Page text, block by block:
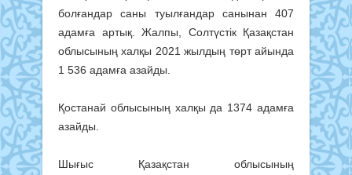
болғандар саны туылғандар санынан 407
адамға артық. Жалпы, Солтүстік Қазақстан
облысының халқы 2021 жылдың төрт айында
1 536 адамға азайды.
Қостанай облысының халқы да 1374 адамға
азайды.
Шығыс Қазақстан облысының